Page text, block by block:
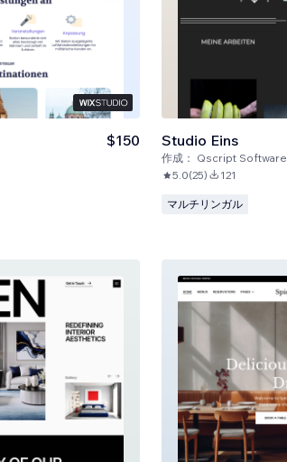
$150 Studio Eins
作成： Qscript Software
5.0(25) 121
マルチリンガル